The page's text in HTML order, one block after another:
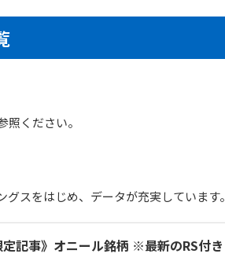
ください。
スをはじめ、データが充実しています。
定記事》オニール銘柄 ※最新のRS付き